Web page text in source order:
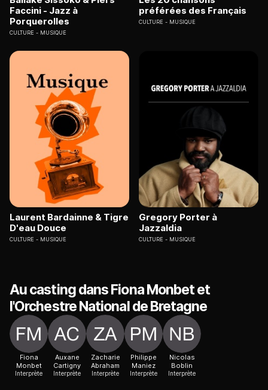
Faccini - Jazz à
Porquerolles
CULTURE MUSIQUE
préférées des Français
CULTURE MUSIQUE
Laurent Bardainne & Tigre
D'eau Douce
CULTURE MUSIQUE
Gregory Porter à
Jazzaldia
CULTURE MUSIQUE
Au casting dans Fiona Monbet et
l'Orchestre National de Bretagne
Fiona
Monbet
Interprète
Auxane
Cartigny
Interprète
Zacharie
Abraham
Interprète
Philippe
Maniez
Interprète
Nicolas
Boblin
Interprète